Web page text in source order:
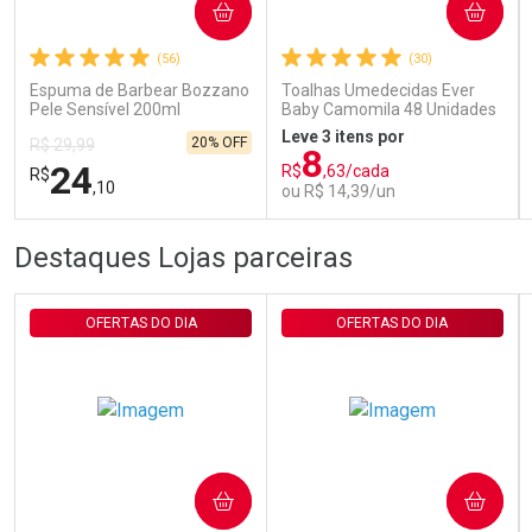
Comprar sem Desconto
Por R$ 29,30/cada
Comprar sem Desconto
Por R$ 29,30/cada
(56)
Espuma de Barbear Bozzano
Pele Sensível 200ml
R$ 29,99
R$24,10
20% OFF
COMPRAR
FECHAR
Laboratório
FECHAR
Por Menos
(30)
Toalhas Umedecidas Ever
Baby Camomila 48 Unidades
Leve 3 itens por
R$8,63/cada
ou R$ 14,39/un
COMPRAR
Por Menos
Destaques Lojas parceiras
OFERTAS DO DIA
COMPRAR
OFERTAS DO DIA
COMPRAR